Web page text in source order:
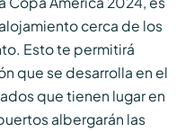
cerca de los
Esto te permitirá
que se desarrolla en el
que tienen lugar en
albergarán las